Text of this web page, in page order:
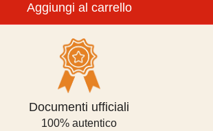
Aggiungi al carrello
Documenti ufficiali
100% autentico
Modalità di pagamento
sicuro